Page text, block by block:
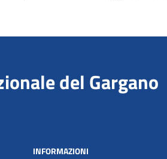
del Gargano
INFORMAZIONI